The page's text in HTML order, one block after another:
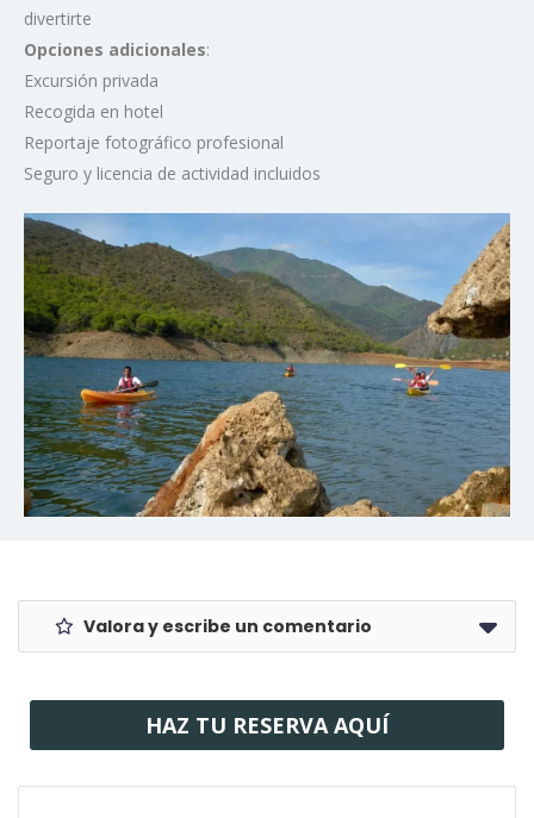
divertirte
Opciones adicionales:
Excursión privada
Recogida en hotel
Reportaje fotográfico profesional
Seguro y licencia de actividad incluidos
Valora y escribe un comentario
HAZ TU RESERVA AQUÍ